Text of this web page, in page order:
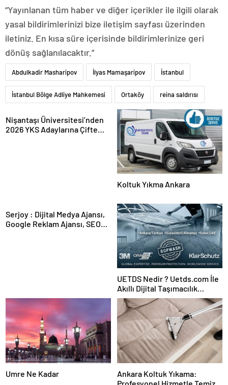
“Yayınlanan tüm haber ve diğer içerikler ile ilgili olarak
yasal bildirimlerinizi bize iletişim sayfası üzerinden
iletiniz. En kısa süre içerisinde bildirimlerinize geri
dönüş sağlanılacaktır.”
Abdulkadir Masharipov İlyas Mamaşaripov İstanbul
İstanbul Bölge Adliye Mahkemesi Ortaköy reina saldırısı
Nişantaşı Üniversitesi’nden
2026 YKS Adaylarına Çifte
Koltuk Yıkma Ankara
Serjoy : Dijital Medya Ajansı,
Google Reklam Ajansı, SEO
UETDS Nedir ? Uetds.com İle
Akıllı Dijital Taşımacılık
Yazılımı
Umre Ne Kadar
Ankara Koltuk Yıkama:
Profesyonel Hizmetle Temiz